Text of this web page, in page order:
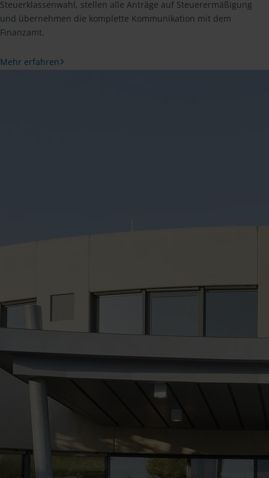
Steuerklassenwahl, stellen alle Anträge auf Steuerermäßigung
und übernehmen die komplette Kommunikation mit dem
Finanzamt.
Mehr erfahren